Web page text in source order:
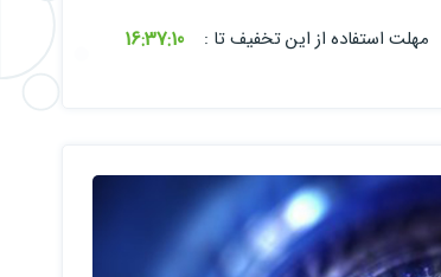
مهلت استفاده از این تخفیف تا : 16:37:09